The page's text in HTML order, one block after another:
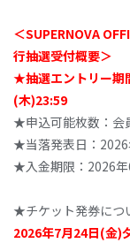
＜SUPERNOVA
行抽選受付概要＞
★抽選エントリー期
(木)23:59
★申込可能枚数：会
★当落発表日：
★入金期限：2026
★チケット発券につ
2026年7月24日(金)